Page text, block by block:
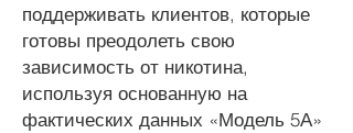
поддерживать клиентов, которые
готовы преодолеть свою
зависимость от никотина,
используя основанную на
фактических данных «Модель 5А»